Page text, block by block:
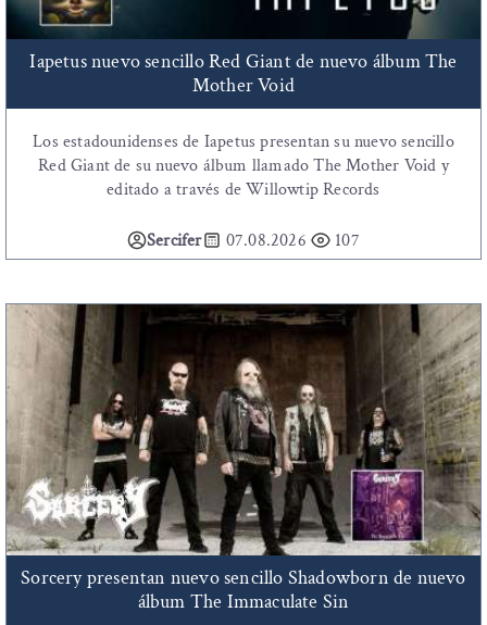
Iapetus nuevo sencillo Red Giant de nuevo álbum The
Mother Void
Los estadounidenses de Iapetus presentan su nuevo sencillo
Red Giant de su nuevo álbum llamado The Mother Void y
editado a través de Willowtip Records
Sercifer 07.08.2026 107
Sorcery presentan nuevo sencillo Shadowborn de nuevo
álbum The Immaculate Sin